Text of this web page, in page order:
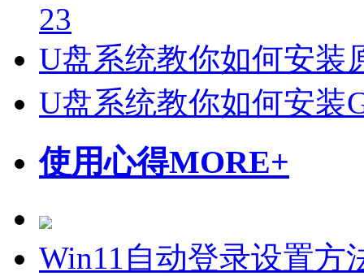
23
U盘系统教你如何安装
U盘系统教你如何安装
使用心得MORE+
Win11自动登录设置方